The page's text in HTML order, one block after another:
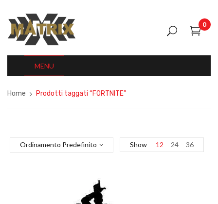
0
MENU
Home Prodotti taggati “FORTNITE”
Ordinamento Predefinito Show 12 24 36